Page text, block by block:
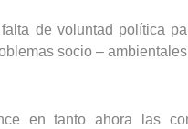
de voluntad política
socio –
en tanto ahora las